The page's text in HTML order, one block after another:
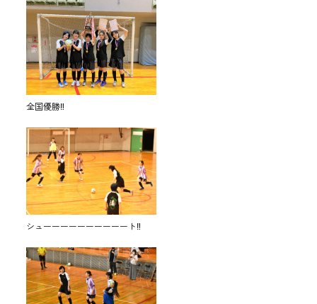
全国優勝‼
シューーーーーーーーーート‼